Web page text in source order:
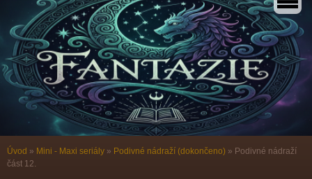
Úvod » Mini - Maxi seriály » Podivné nádraží (dokončeno) » Podivné nádraží
část 12.